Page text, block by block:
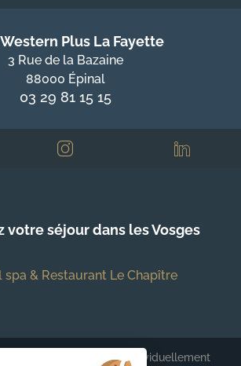
Plus La Fayette
3 Rue de la Bazaine
88000 Épinal
03 29 81 15 15
votre séjour dans les Vosges
spa & Restaurant Le Chapître
BWH Hotels est individuellement